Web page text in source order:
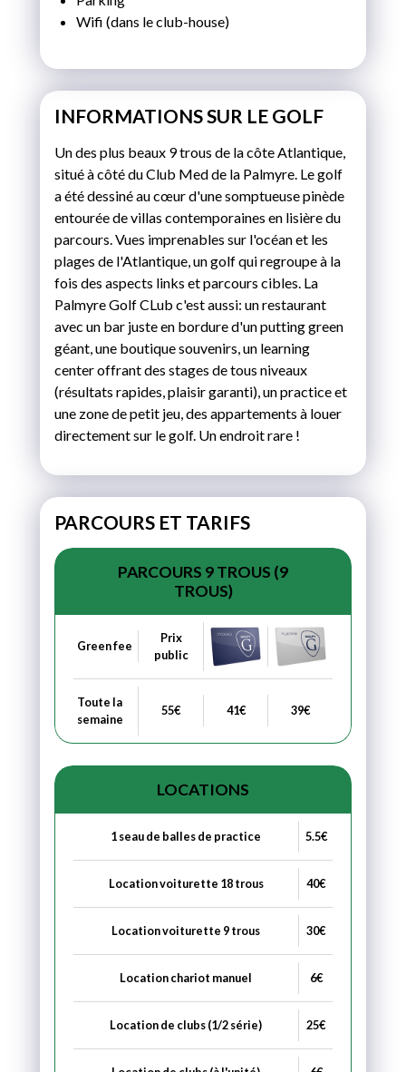
INFORMATIONS SUR LE GOLF
Un des plus beaux 9 trous de la côte Atlantique,
situé à côté du Club Med de la Palmyre. Le golf
a été dessiné aucœurd'une somptueuse pinède
entourée de villas contemporaines en lisière du
parcours. Vues imprenables sur l'océan et les
plages de l'Atlantique, un golf qui regroupe à la
fois des aspects links et parcours cibles. La
Palmyre Golf CLub c'est aussi: un restaurant
avec un bar juste en bordure d'un putting green
géant, une boutique souvenirs, un learning
center offrant des stages de tous niveaux
(résultats rapides, plaisir garanti), un practice et
une zone de petit jeu, des appartements à louer
directement sur le golf. Un endroit rare !
PARCOURS ET TARIFS
PARCOURS 9 TROUS (9
TROUS)
Green fee
Prix
public
Toute la
semaine
55€ 41€ 39€
LOCATIONS
1 seau de balles de practice 5.5€
Location voiturette 18 trous 40€
Location voiturette 9 trous 30€
Location chariot manuel 6€
Location de clubs (1/2 série) 25€
Wifi (dans le club-house)